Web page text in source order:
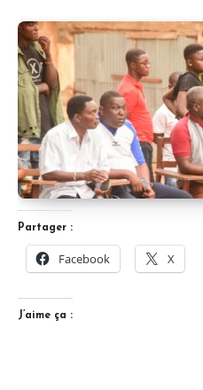
Partager :
Facebook X
J’aime ça :